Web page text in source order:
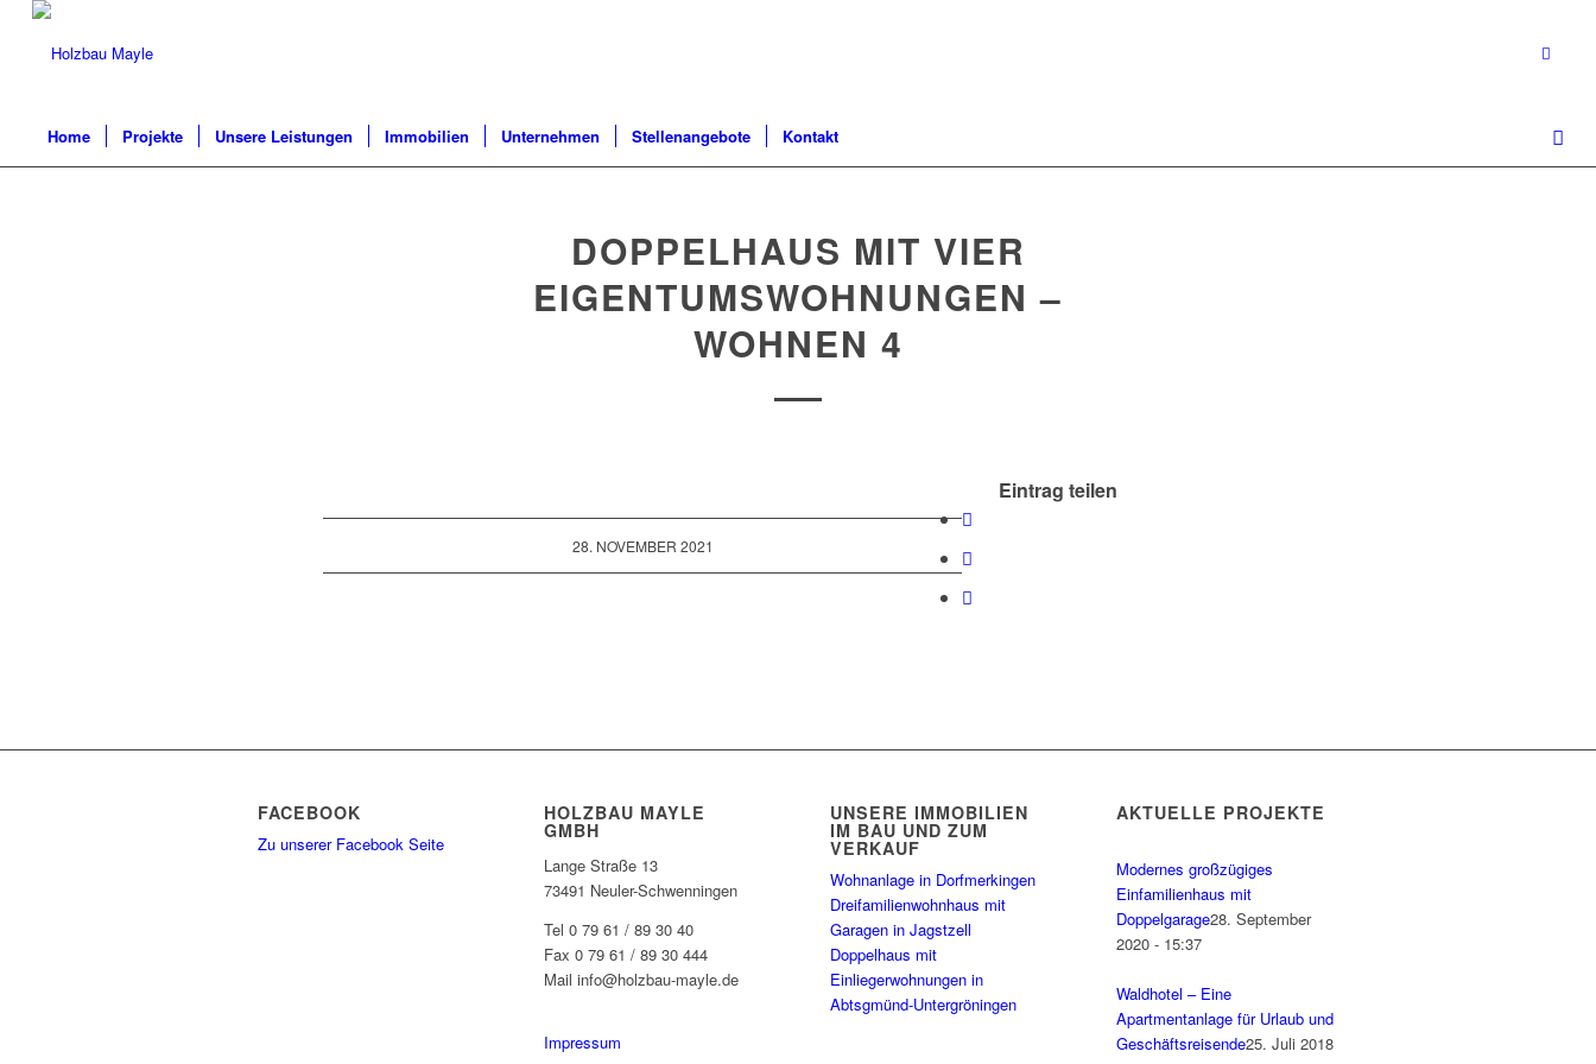
Home Projekte Unsere Leistungen Immobilien Unternehmen Stellenangebote Kontakt
DOPPELHAUS MIT VIER
EIGENTUMSWOHNUNGEN –
WOHNEN 4
28. NOVEMBER 2021
Eintrag teilen
FACEBOOK
Zu unserer Facebook Seite
HOLZBAU MAYLE
GMBH
Lange Straße 13
73491 Neuler-Schwenningen
Tel 0 79 61 / 89 30 40
Fax 0 79 61 / 89 30 444
Mail info@holzbau-mayle.de
Impressum
UNSERE IMMOBILIEN
IM BAU UND ZUM
VERKAUF
Wohnanlage in Dorfmerkingen
Dreifamilienwohnhaus mit
Garagen in Jagstzell
Doppelhaus mit
Einliegerwohnungen in
Abtsgmünd-Untergröningen
AKTUELLE PROJEKTE
Modernes großzügiges
Einfamilienhaus mit
Doppelgarage28. September
2020 - 15:37
Waldhotel – Eine
Apartmentanlage für Urlaub und
Geschäftsreisende25. Juli 2018